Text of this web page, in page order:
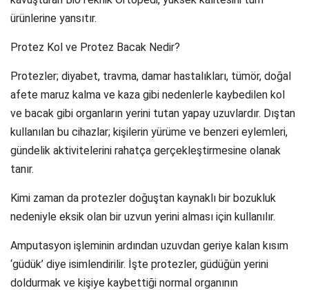
ürünlerine yansıtır.
Protez Kol ve Protez Bacak Nedir?
Protezler; diyabet, travma, damar hastalıkları, tümör, doğal
afete maruz kalma ve kaza gibi nedenlerle kaybedilen kol
ve bacak gibi organların yerini tutan yapay uzuvlardır. Dıştan
kullanılan bu cihazlar; kişilerin yürüme ve benzeri eylemleri,
gündelik aktivitelerini rahatça gerçekleştirmesine olanak
tanır.
Kimi zaman da protezler doğuştan kaynaklı bir bozukluk
nedeniyle eksik olan bir uzvun yerini alması için kullanılır.
Amputasyon işleminin ardından uzuvdan geriye kalan kısım
‘güdük’ diye isimlendirilir. İşte protezler, güdüğün yerini
doldurmak ve kişiye kaybettiği normal organının